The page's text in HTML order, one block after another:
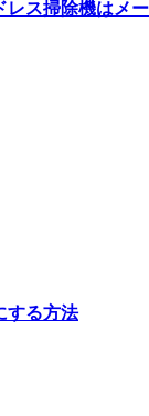
ス掃除機はメー
する方法